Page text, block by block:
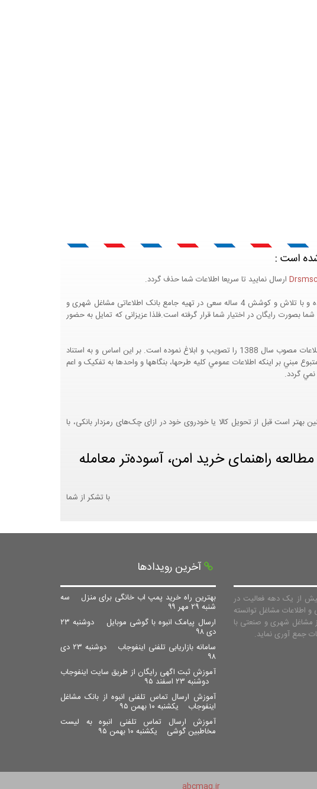
است :
ارسال نمایید تا سریعا اطلاعات شما حذف گردد.
پرتال مشاغل ایران در جهت رشد فرهنگ بازاریابی و کمک به جامعه بازاریابی و اقتصاد کشور عزیزمان این وب سایت را راه اندازی نموده و با تلاش و کوشش 4 ساله سعی در تهیه جامع بانک اطلاعاتی مشاغل شهری و
رایگان در اختیار شما قرار گرفته است.فلذا عزیزانی که تمایل به حضور
هيئت محترم دولت طي مصوبه شماره 99517/ت49016 ه مورخ 01/09/1393، آيين نامه اجرايي قانون انتشار و دسترسي آزاد به اطلاعات مصوب سال 1388 را تصويب و ابلاغ نموده است. بر اين اساس و به استناد
60 مورخ 18/05/1394 معاونت محترم طرح و برنامه وزارت متبوع مبني بر اينکه اطلاعات عمومي کليه طرحها، بنگاهها و واحدها به تفکيک و اعم
گردد.
است قبل از تحویل کالا یا خودروی خود در ازای چک‌های رمزدار بانکی، با
راهنمای خرید امن، آسوده‌تر معامله
با تشکر از شما
از یک دهه فعالیت در
و اطلاعات مشاغل توانسته
مشاغل شهری و صنعتی با
آخرین رویدادها
بهترین راه خرید پمپ اب خانگی برای منزل سه
شنبه ۲۹ مهر ۹۹
ارسال پیامک انبوه با گوشی موبایل
دوشنبه ۲۳
دی ۹۸
سامانه بازاریابی تلفنی اینفوجاب
دوشنبه ۲۳ دی
۹۸
آموزش ثبت اگهی رایگان از طریق سایت اینفوجاب
دوشنبه ۲۳ اسفند ۹۵
آموزش ارسال تماس تلفنی انبوه از بانک مشاغل
اینفوجاب یکشنبه ۱۰ بهمن ۹۵
آموزش ارسال تماس تلفنی انبوه به لیست
مخاطبین گوشی یکشنبه ۱۰ بهمن ۹۵